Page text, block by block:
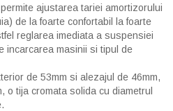
ajustarea tariei amortizorului
de la foarte confortabil la foarte
reglarea imediata a suspensiei
incarcarea masinii si tipul de
de 53mm si alezajul de 46mm,
o tija cromata solida cu diametrul